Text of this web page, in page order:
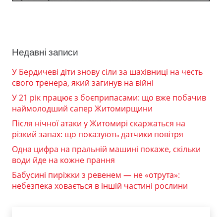
Недавні записи
У Бердичеві діти знову сіли за шахівниці на честь
свого тренера, який загинув на війні
У 21 рік працює з боєприпасами: що вже побачив
наймолодший сапер Житомирщини
Після нічної атаки у Житомирі скаржаться на
різкий запах: що показують датчики повітря
Одна цифра на пральній машині покаже, скільки
води йде на кожне прання
Бабусині пиріжки з ревенем — не «отрута»:
небезпека ховається в іншій частині рослини